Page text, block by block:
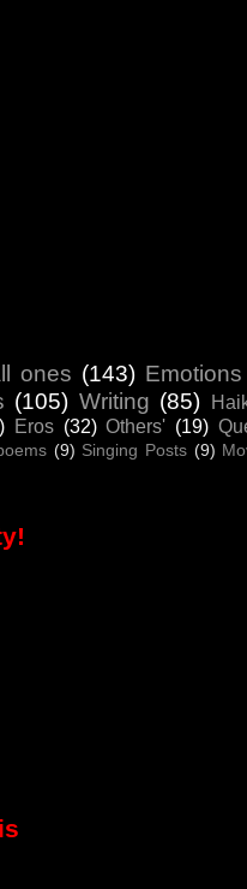
ones (143) Emotions
(105) Writing (85)
Eros (32) Others' (19)
(9) Singing Posts (9)